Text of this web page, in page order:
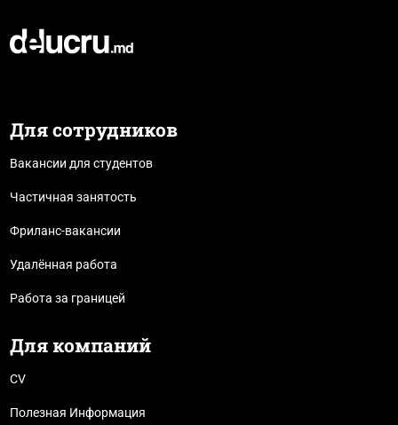
Для сотрудников
Вакансии для студентов
Частичная занятость
Фриланс-вакансии
Удалённая работа
Работа за границей
Для компаний
CV
Полезная Информация